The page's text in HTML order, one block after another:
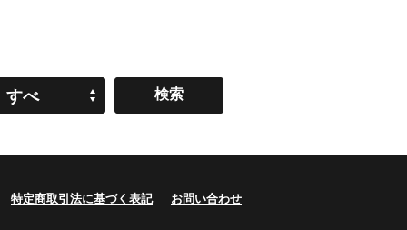
すべ
特定商取引法に基づく表記 お問い合わせ